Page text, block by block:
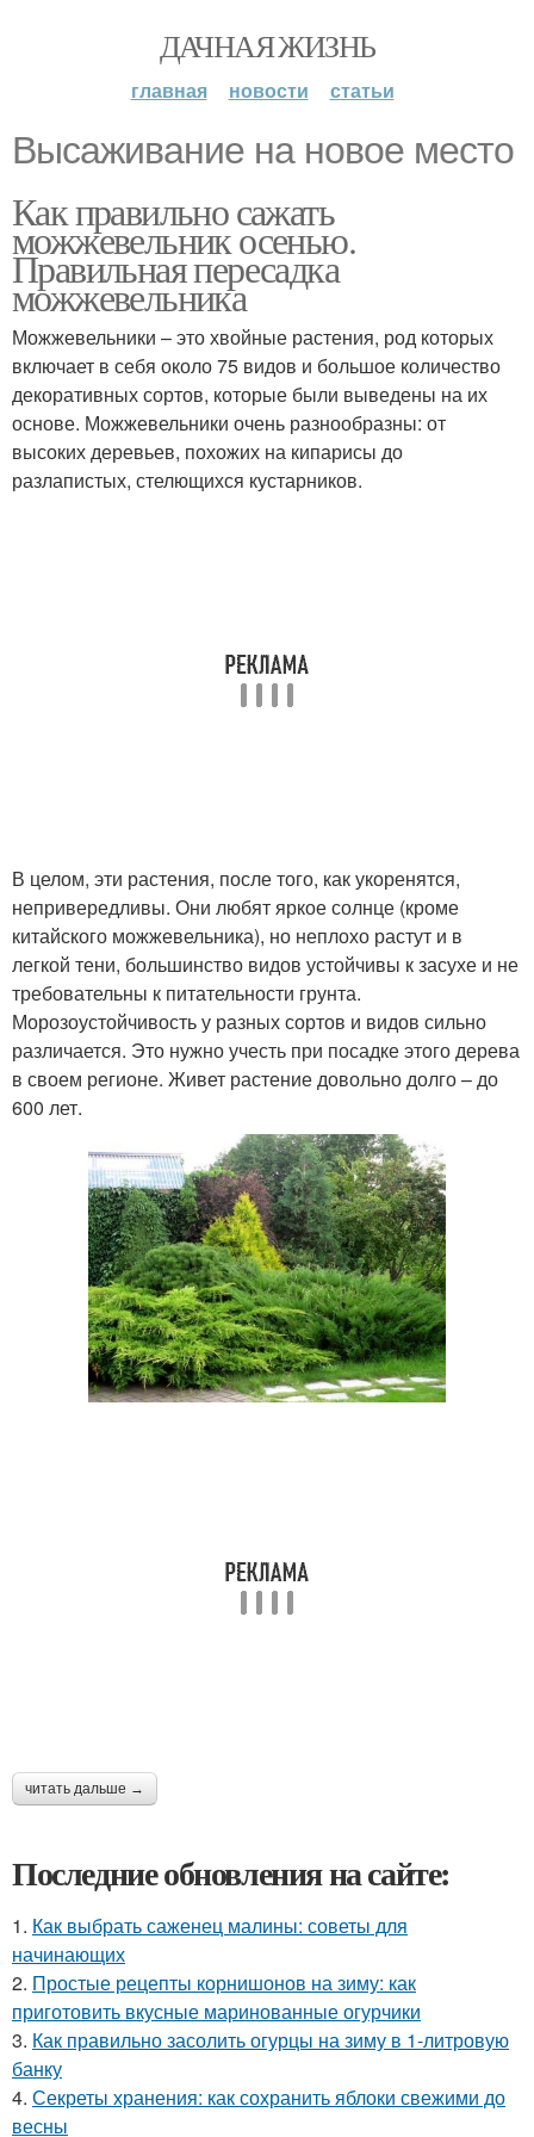
ДАЧНАЯ ЖИЗНЬ
главная новости статьи
Высаживание на новое место
Как правильно сажать
можжевельник осенью.
Правильная пересадка
можжевельника
Можжевельники – это хвойные растения, род которых
включает в себя около 75 видов и большое количество
декоративных сортов, которые были выведены на их
основе. Можжевельники очень разнообразны: от
высоких деревьев, похожих на кипарисы до
разлапистых, стелющихся кустарников.
В целом, эти растения, после того, как укоренятся,
непривередливы. Они любят яркое солнце (кроме
китайского можжевельника), но неплохо растут и в
легкой тени, большинство видов устойчивы к засухе и не
требовательны к питательности грунта.
Морозоустойчивость у разных сортов и видов сильно
различается. Это нужно учесть при посадке этого дерева
в своем регионе. Живет растение довольно долго – до
600 лет.
читать дальше →
Последние обновления на сайте:
1. Как выбрать саженец малины: советы для
начинающих
2. Простые рецепты корнишонов на зиму: как
приготовить вкусные маринованные огурчики
3. Как правильно засолить огурцы на зиму в 1-литровую
банку
4. Секреты хранения: как сохранить яблоки свежими до
весны